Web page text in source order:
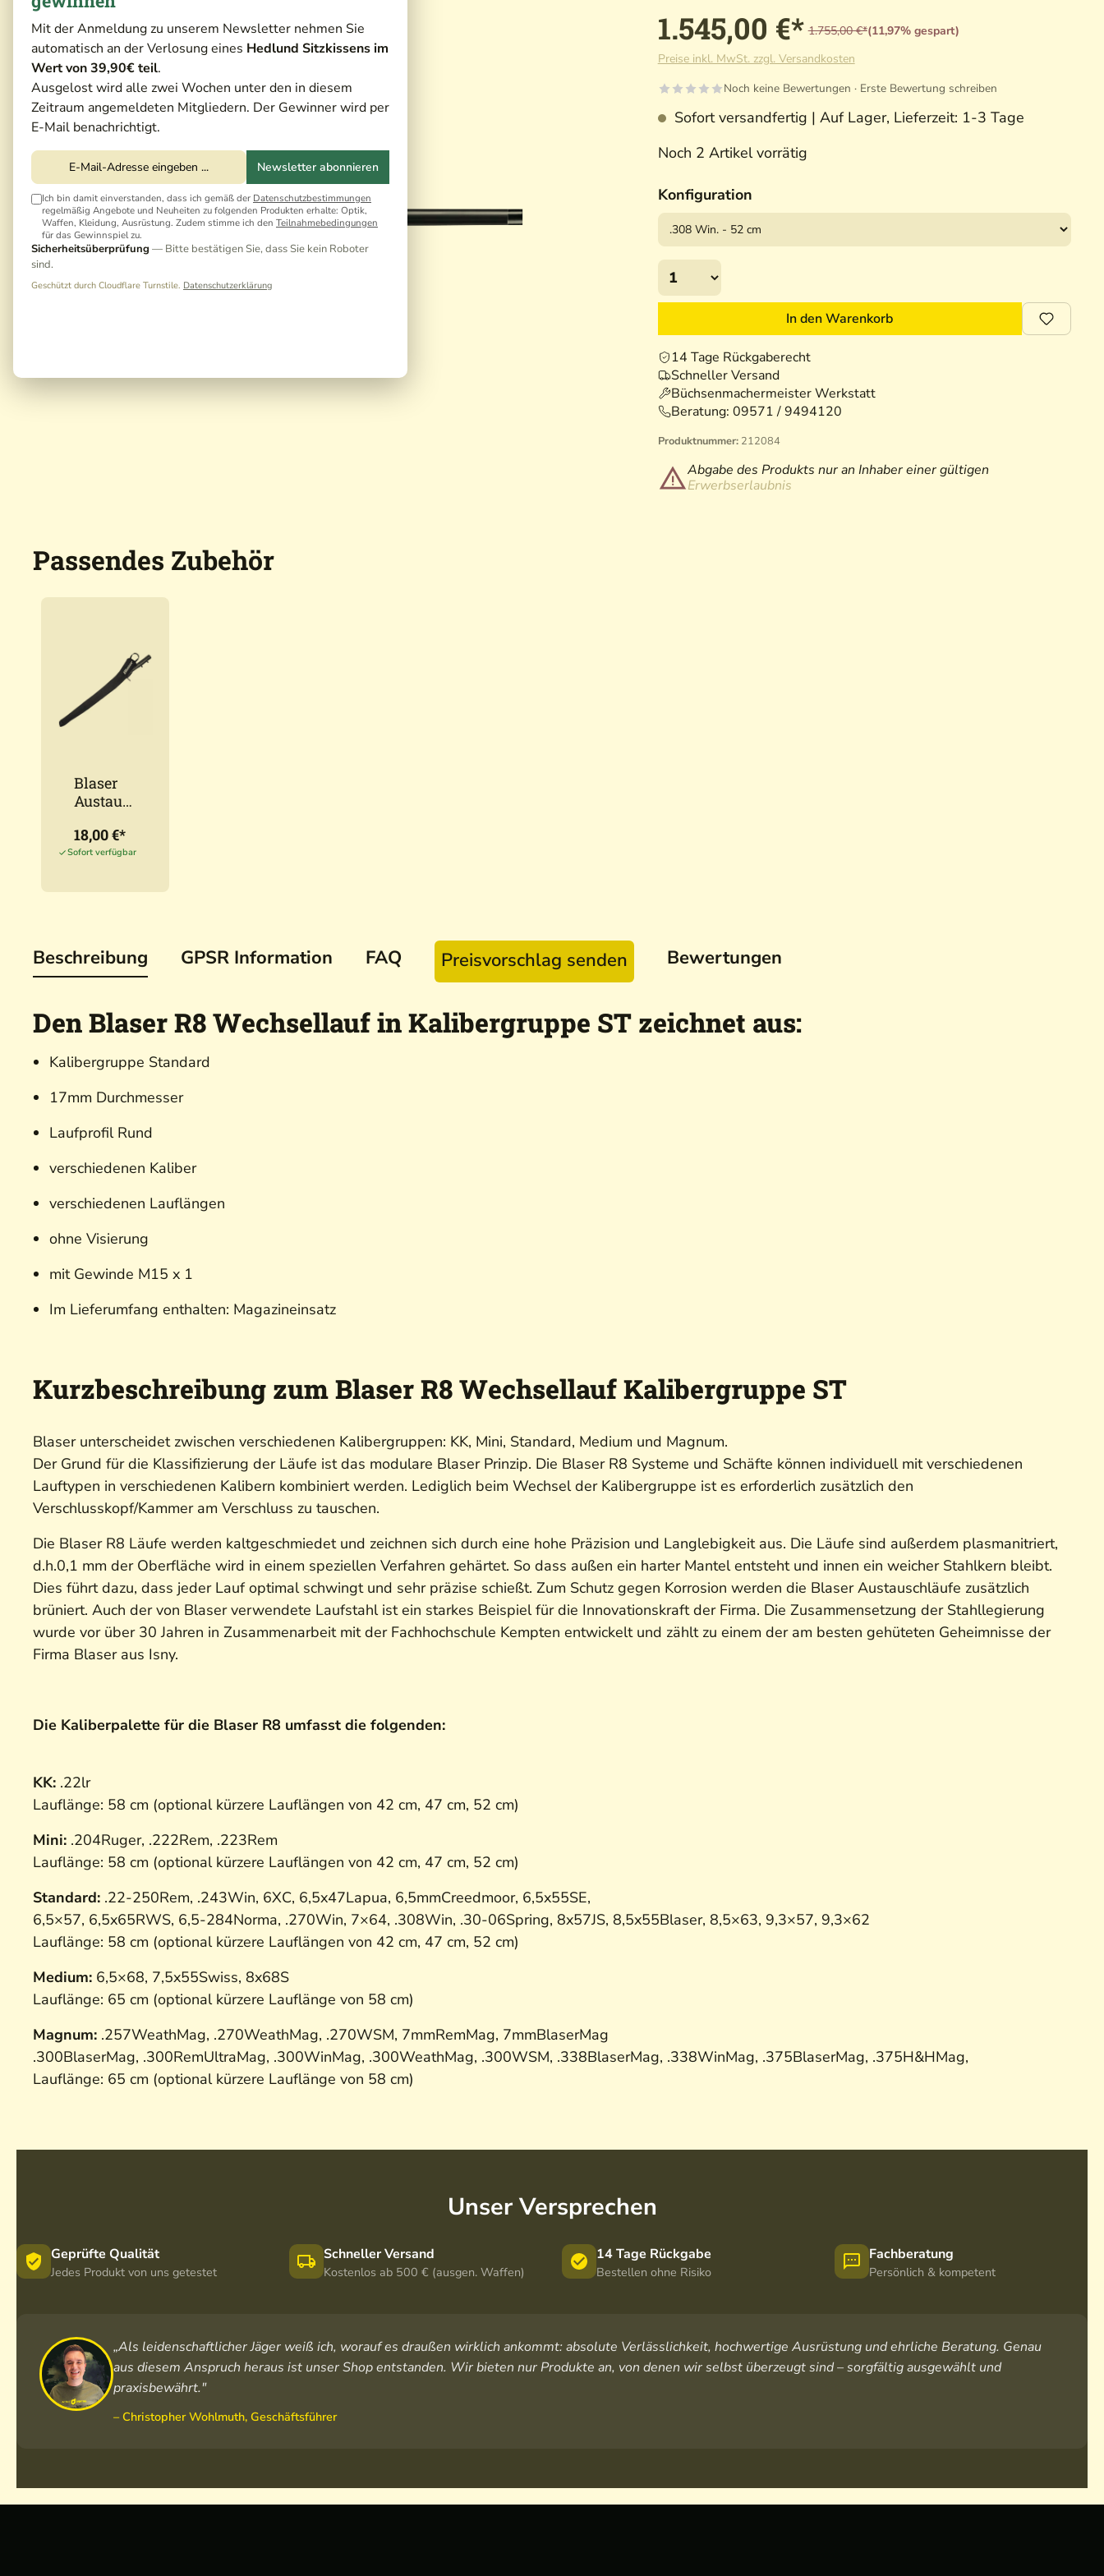
Mit der Anmeldung zu unserem Newsletter nehmen Sie
automatisch an der Verlosung eines Hedlund Sitzkissens im
Wert von 39,90€ teil.
Ausgelost wird alle zwei Wochen unter den in diesem
Zeitraum angemeldeten Mitgliedern. Der Gewinner wird per
E-Mail benachrichtigt.
Newsletter abonnieren
Ich bin damit einverstanden, dass ich gemäß der Datenschutzbestimmungen
regelmäßig Angebote und Neuheiten zu folgenden Produkten erhalte: Optik,
Waffen, Kleidung, Ausrüstung. Zudem stimme ich den Teilnahmebedingungen
für das Gewinnspiel zu.
Sicherheitsüberprüfung — Bitte bestätigen Sie, dass Sie kein Roboter
sind.
Geschützt durch Cloudflare Turnstile. Datenschutzerklärung
1.545,00 €* 1.755,00 €*(11,97% gespart)
Preise inkl. MwSt. zzgl. Versandkosten
Noch keine Bewertungen · Erste Bewertung schreiben
Sofort versandfertig | Auf Lager, Lieferzeit: 1-3 Tage
Noch 2 Artikel vorrätig
Konfiguration
In den Warenkorb
14 Tage Rückgaberecht
Schneller Versand
Büchsenmachermeister Werkstatt
Beratung: 09571 / 9494120
Produktnummer: 212084
Abgabe des Produkts nur an Inhaber einer gültigen
Erwerbserlaubnis
Passendes Zubehör
Blaser
Austaus
Etui
Neopren
18,00 €*
Sofort verfügbar
Beschreibung GPSR Information FAQ Preisvorschlag senden Bewertungen
Den Blaser R8 Wechsellauf in Kalibergruppe ST zeichnet aus:
Kalibergruppe Standard
17mm Durchmesser
Laufprofil Rund
verschiedenen Kaliber
verschiedenen Lauflängen
ohne Visierung
mit Gewinde M15 x 1
Im Lieferumfang enthalten: Magazineinsatz
Kurzbeschreibung zum Blaser R8 Wechsellauf Kalibergruppe ST
Blaser unterscheidet zwischen verschiedenen Kalibergruppen: KK, Mini, Standard, Medium und Magnum.
Der Grund für die Klassifizierung der Läufe ist das modulare Blaser Prinzip. Die Blaser R8 Systeme und Schäfte können individuell mit verschiedenen
Lauftypen in verschiedenen Kalibern kombiniert werden. Lediglich beim Wechsel der Kalibergruppe ist es erforderlich zusätzlich den
Verschlusskopf/Kammer am Verschluss zu tauschen.
Die Blaser R8 Läufe werden kaltgeschmiedet und zeichnen sich durch eine hohe Präzision und Langlebigkeit aus. Die Läufe sind außerdem plasmanitriert,
d.h.0,1 mm der Oberfläche wird in einem speziellen Verfahren gehärtet. So dass außen ein harter Mantel entsteht und innen ein weicher Stahlkern bleibt.
Dies führt dazu, dass jeder Lauf optimal schwingt und sehr präzise schießt. Zum Schutz gegen Korrosion werden die Blaser Austauschläufe zusätzlich
brüniert. Auch der von Blaser verwendete Laufstahl ist ein starkes Beispiel für die Innovationskraft der Firma. Die Zusammensetzung der Stahllegierung
wurde vor über 30 Jahren in Zusammenarbeit mit der Fachhochschule Kempten entwickelt und zählt zu einem der am besten gehüteten Geheimnisse der
Firma Blaser aus Isny.
Die Kaliberpalette für die Blaser R8 umfasst die folgenden:
KK: .22lr
Lauflänge: 58 cm (optional kürzere Lauflängen von 42 cm, 47 cm, 52 cm)
Mini: .204Ruger, .222Rem, .223Rem
Lauflänge: 58 cm (optional kürzere Lauflängen von 42 cm, 47 cm, 52 cm)
Standard: .22-250Rem, .243Win, 6XC, 6,5x47Lapua, 6,5mmCreedmoor, 6,5x55SE,
6,5×57, 6,5x65RWS, 6,5-284Norma, .270Win, 7×64, .308Win, .30-06Spring, 8x57JS, 8,5x55Blaser, 8,5×63, 9,3×57, 9,3×62
Lauflänge: 58 cm (optional kürzere Lauflängen von 42 cm, 47 cm, 52 cm)
Medium: 6,5×68, 7,5x55Swiss, 8x68S
Lauflänge: 65 cm (optional kürzere Lauflänge von 58 cm)
Magnum: .257WeathMag, .270WeathMag, .270WSM, 7mmRemMag, 7mmBlaserMag
.300BlaserMag, .300RemUltraMag, .300WinMag, .300WeathMag, .300WSM, .338BlaserMag, .338WinMag, .375BlaserMag, .375H&HMag,
Lauflänge: 65 cm (optional kürzere Lauflänge von 58 cm)
Unser Versprechen
Geprüfte Qualität
Jedes Produkt von uns getestet
Schneller Versand
Kostenlos ab 500 € (ausgen. Waffen)
14 Tage Rückgabe
Bestellen ohne Risiko
Fachberatung
Persönlich & kompetent
„Als leidenschaftlicher Jäger weiß ich, worauf es draußen wirklich ankommt: absolute Verlässlichkeit, hochwertige Ausrüstung und ehrliche Beratung. Genau
aus diesem Anspruch heraus ist unser Shop entstanden. Wir bieten nur Produkte an, von denen wir selbst überzeugt sind – sorgfältig ausgewählt und
praxisbewährt."
– Christopher Wohlmuth, Geschäftsführer